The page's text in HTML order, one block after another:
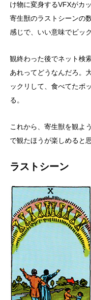
け物に変身するVFXがカッ
寄生獣のラストシーンの
感じで、いい意味でビッ
観終わった後でネット検
あれってどうなんだろ。
ックリして、食べてたポ
る。
これから、寄生獣を観よ
で観たほうが楽しめると思
ラストシーン